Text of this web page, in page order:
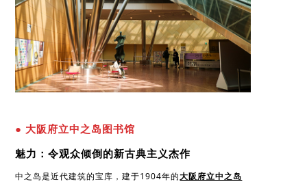
● 大阪府立中之岛图书馆
魅力：令观众倾倒的新古典主义杰作
中之岛是近代建筑的宝库，建于1904年的大阪府立中之岛